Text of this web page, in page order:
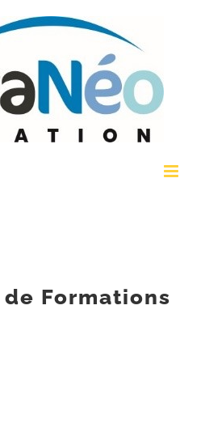
Formations